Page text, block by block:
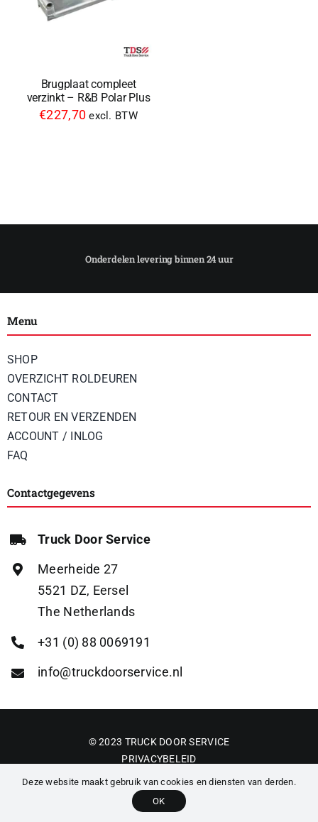
Brugplaat compleet
verzinkt – R&B Polar Plus
€227,70 excl. BTW
Menu
SHOP
OVERZICHT ROLDEUREN
CONTACT
RETOUR EN VERZENDEN
ACCOUNT / INLOG
FAQ
Contactgegevens
Truck Door Service
Meerheide 27
5521 DZ, Eersel
The Netherlands
+31 (0) 88 0069191
info@truckdoorservice.nl
© 2023 TRUCK DOOR SERVICE
PRIVACYBELEID
ALGEMENE VOORWAARDEN
Deze website maakt gebruik van cookies en diensten van derden.
OK